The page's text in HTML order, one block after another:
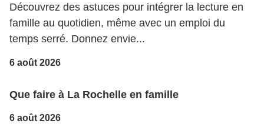
Découvrez des astuces pour intégrer la lecture en
famille au quotidien, même avec un emploi du
temps serré. Donnez envie...
6 août 2026
Que faire à La Rochelle en famille
6 août 2026